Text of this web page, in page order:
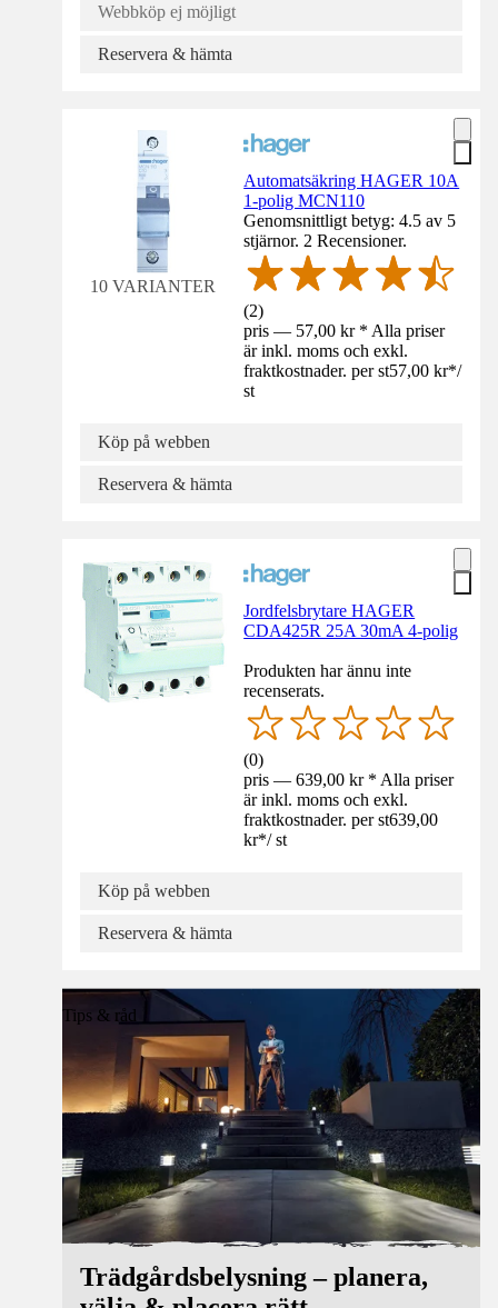
Webbköp ej möjligt
Reservera & hämta
10 VARIANTER
Automatsäkring HAGER 10A
1-polig MCN110
Genomsnittligt betyg: 4.5 av 5
stjärnor. 2 Recensioner.
(2)
pris — 57,00 kr * Alla priser
är inkl. moms och exkl.
fraktkostnader. per st57,00 kr*/
st
Köp på webben
Reservera & hämta
Jordfelsbrytare HAGER
CDA425R 25A 30mA 4-polig
Produkten har ännu inte
recenserats.
(0)
pris — 639,00 kr * Alla priser
är inkl. moms och exkl.
fraktkostnader. per st639,00
kr*/ st
Köp på webben
Reservera & hämta
Tips & råd
Trädgårdsbelysning – planera,